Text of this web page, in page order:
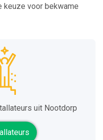
keuze voor bekwame
uit Nootdorp